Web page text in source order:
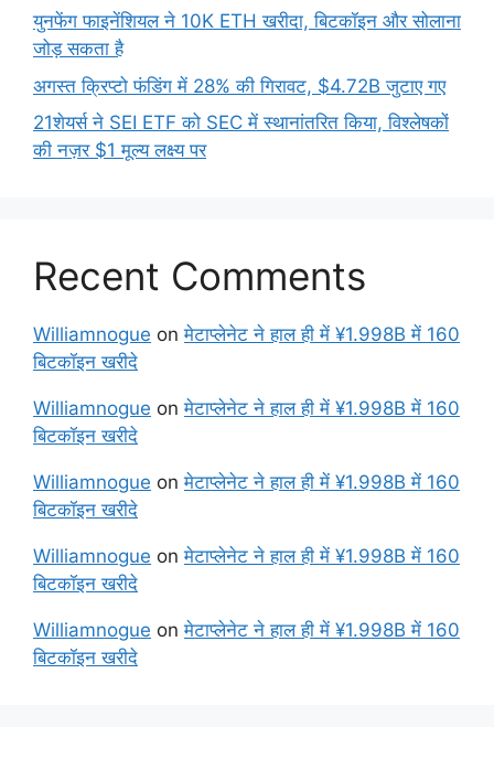
युनफेंग फाइनेंशियल ने 10K ETH खरीदा, बिटकॉइन और सोलाना
जोड़ सकता है
अगस्त क्रिप्टो फंडिंग में 28% की गिरावट, $4.72B जुटाए गए
21शेयर्स ने SEI ETF को SEC में स्थानांतरित किया, विश्लेषकों
की नज़र $1 मूल्य लक्ष्य पर
Recent Comments
Williamnogue onमेटाप्लेनेट ने हाल ही में ¥1.998B में 160
बिटकॉइन खरीदे
Williamnogue onमेटाप्लेनेट ने हाल ही में ¥1.998B में 160
बिटकॉइन खरीदे
Williamnogue onमेटाप्लेनेट ने हाल ही में ¥1.998B में 160
बिटकॉइन खरीदे
Williamnogue onमेटाप्लेनेट ने हाल ही में ¥1.998B में 160
बिटकॉइन खरीदे
Williamnogue onमेटाप्लेनेट ने हाल ही में ¥1.998B में 160
बिटकॉइन खरीदे